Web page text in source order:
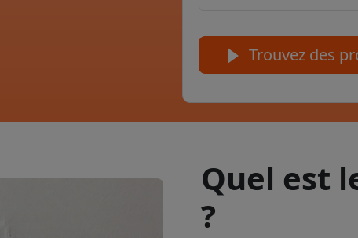
Trouvez des
Quel est
?